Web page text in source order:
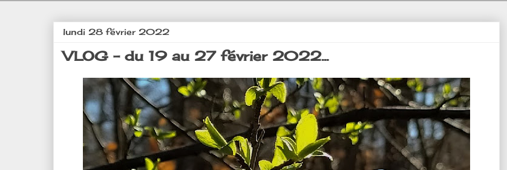
lundi 28 février 2022
VLOG - du 19 au 27 février 2022...